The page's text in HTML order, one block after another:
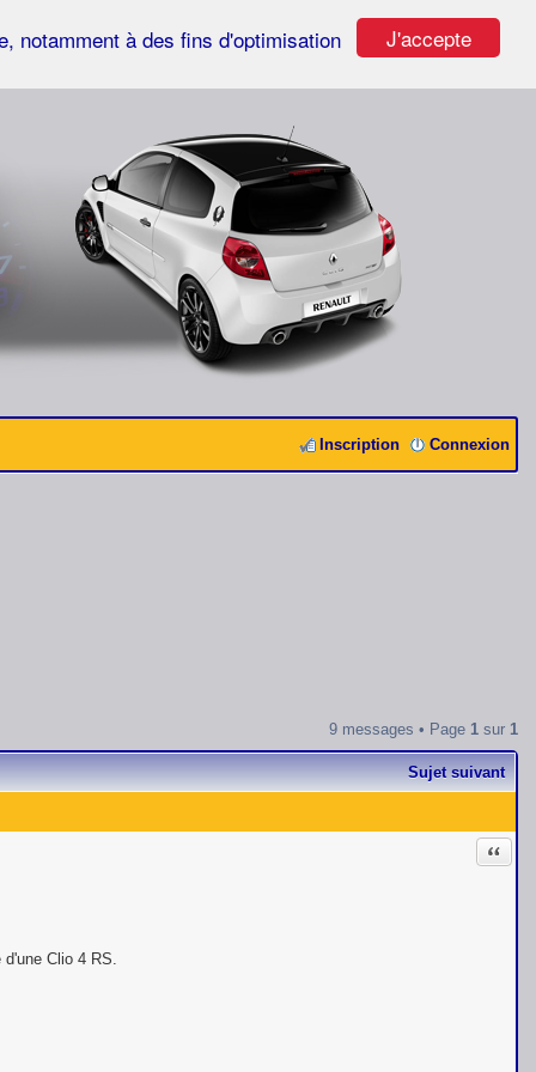
J'accepte
notamment à des fins d'optimisation
Connexion
Inscription
9 messages • Page 1 sur 1
Sujet suivant
Clio 4 RS.